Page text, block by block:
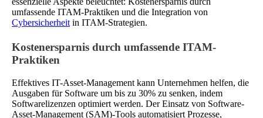
umfassende ITAM-Praktiken und die Integration von
Cybersicherheit in ITAM-Strategien.
Kostenersparnis durch umfassende ITAM-
Praktiken
Effektives IT-Asset-Management kann Unternehmen helfen, die
Ausgaben für Software um bis zu 30% zu senken, indem
Softwarelizenzen optimiert werden. Der Einsatz von Software-
Asset-Management (SAM)-Tools automatisiert Prozesse,